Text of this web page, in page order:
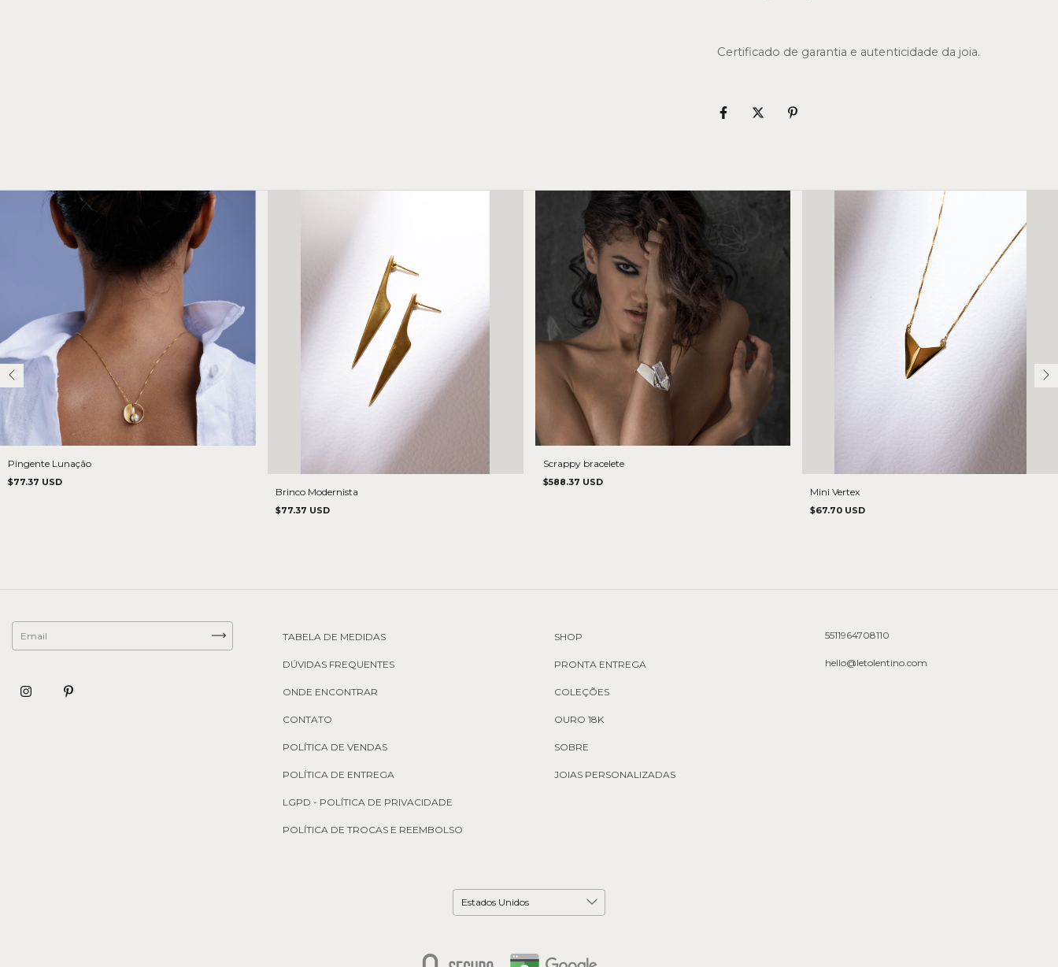
Certificado de garantia e autenticidade da joia.
Pingente Lunação
$77.37 USD
Brinco Modernista
$77.37 USD
Scrappy bracelete
$588.37 USD
Mini Vertex
$67.70 USD
TABELA DE MEDIDAS
DÚVIDAS FREQUENTES
ONDE ENCONTRAR
CONTATO
POLÍTICA DE VENDAS
POLÍTICA DE ENTREGA
LGPD - POLÍTICA DE PRIVACIDADE
POLÍTICA DE TROCAS E REEMBOLSO
SHOP
PRONTA ENTREGA
COLEÇÕES
OURO 18K
SOBRE
JOIAS PERSONALIZADAS
5511964708110
hello@letolentino.com